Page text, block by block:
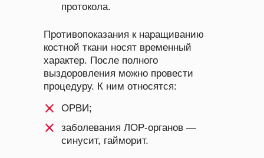
ОРВИ;
Противопоказания к наращиванию
костной ткани носят временный
характер. После полного
выздоровления можно провести
процедуру. К ним относятся:
заболевания ЛОР-органов —
синусит, гайморит.
протокола.